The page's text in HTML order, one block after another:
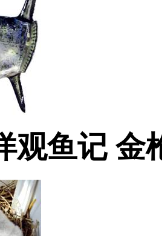
观鱼记 金